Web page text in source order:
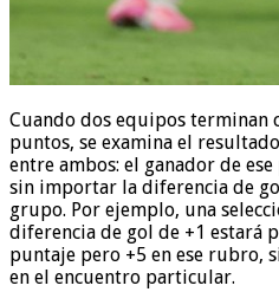
Cuando dos equipos terminan
puntos, se examina el
entre ambos: el ganador de
sin importar la diferencia de
grupo. Por ejemplo, una
diferencia de gol de +1 estará
puntaje pero +5 en ese rubro,
en el encuentro particular.